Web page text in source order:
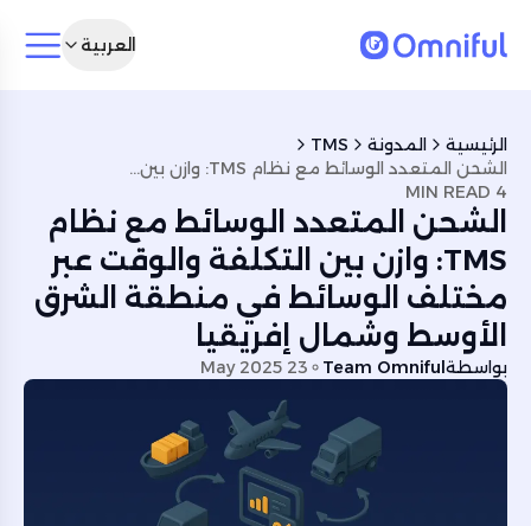
العربية
الرئيسية المدونة
TMS
الشحن المتعدد الوسائط مع نظام TMS: وازن بين التكلفة والوقت عبر مختلف الوسائط في منطقة الشرق الأوسط وشمال إفريقيا
4 MIN READ
الشحن المتعدد الوسائط مع نظام
TMS: وازن بين التكلفة والوقت عبر
مختلف الوسائط في منطقة الشرق
الأوسط وشمال إفريقيا
بواسطةTeam Omniful
23 May 2025